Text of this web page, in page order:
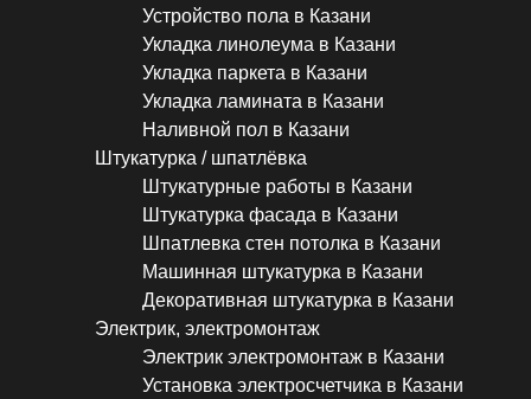
Устройство пола в Казани
Укладка линолеума в Казани
Укладка паркета в Казани
Укладка ламината в Казани
Наливной пол в Казани
Штукатурка / шпатлёвка
Штукатурные работы в Казани
Штукатурка фасада в Казани
Шпатлевка стен потолка в Казани
Машинная штукатурка в Казани
Декоративная штукатурка в Казани
Электрик, электромонтаж
Электрик электромонтаж в Казани
Установка электросчетчика в Казани